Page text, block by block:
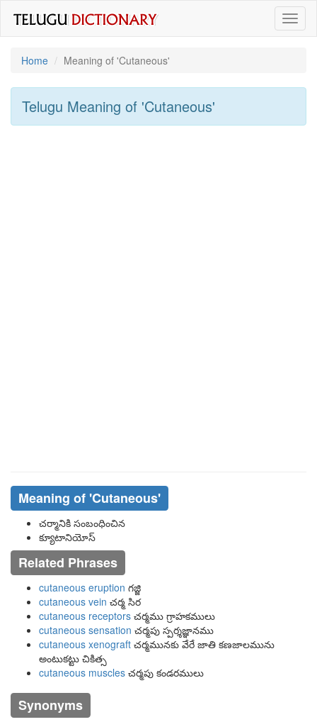
Home
Meaning of 'cutaneous'
Telugu Meaning of 'cutaneous'
Meaning of 'cutaneous'
చర్మానికి సంబంధించిన
క్యూటానియోస్
Related Phrases
cutaneous eruption గజ్జి
cutaneous vein చర్మ సిర
cutaneous receptors చర్మము గ్రాహకములు
cutaneous sensation చర్మపు స్పర్శజ్ఞానము
cutaneous xenograft చర్మమునకు వేరే జాతి కణజాలమును
అంటుకట్టు చికిత్స
cutaneous muscles చర్మపు కండరములు
Synonyms